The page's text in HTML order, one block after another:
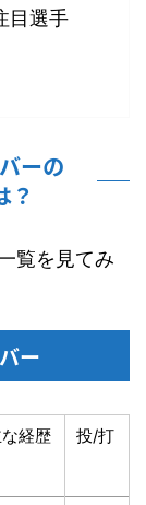
目選手
ーの
？
覧を見てみ
ー
経歴 投/打